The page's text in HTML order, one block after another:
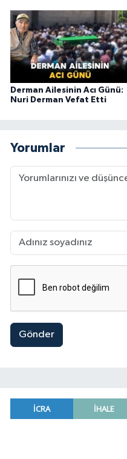
Derman Ailesinin Acı Günü:
Nuri Derman Vefat Etti
Yorumlar
Gönder